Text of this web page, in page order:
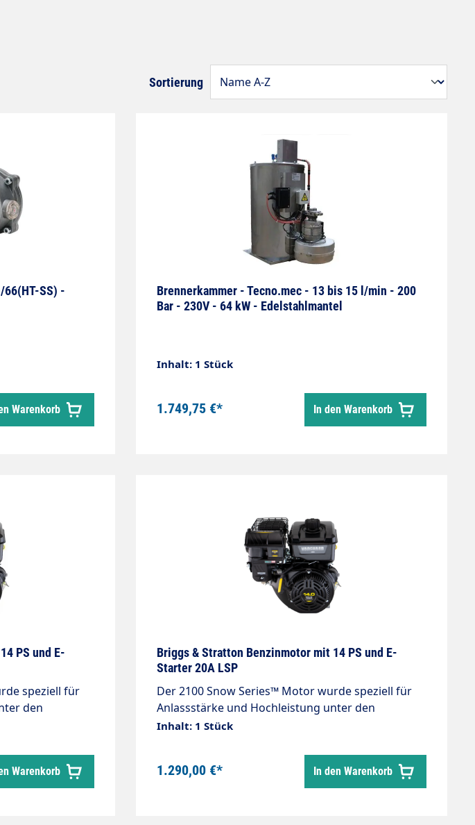
Sortierung
66(HT-SS) -
Warenkorb
Brennerkammer - Tecno.mec - 13 bis 15 l/min - 200
Bar - 230V - 64 kW - Edelstahlmantel
Inhalt: 1 Stück
1.749,75 €* In den Warenkorb
PS und E-
speziell für
den
Er weist
mit einer
Merkmal
Warenkorb
Briggs & Stratton Benzinmotor mit 14 PS und E-
Starter 20A LSP
Der 2100 Snow Series™ Motor wurde speziell für
Anlassstärke und Hochleistung unter den
härtesten Winterbedingungen entwickelt. Er weist
Lo-Tone (superleisen)™ Schalldämpfer mit einer
Schutzvorrichtung aus Draht, ergonomische
Bedienelemente und manuelle Reibkraft. Merkmal
Inhalt: 1 Stück
1.290,00 €* In den Warenkorb